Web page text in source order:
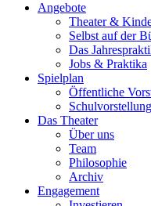
Angebote
Theater &
Selbst auf der
Das
Jobs & Praktika
Spielplan
Öffentliche
Das Theater
Über uns
Team
Philosophie
Archiv
Engagement